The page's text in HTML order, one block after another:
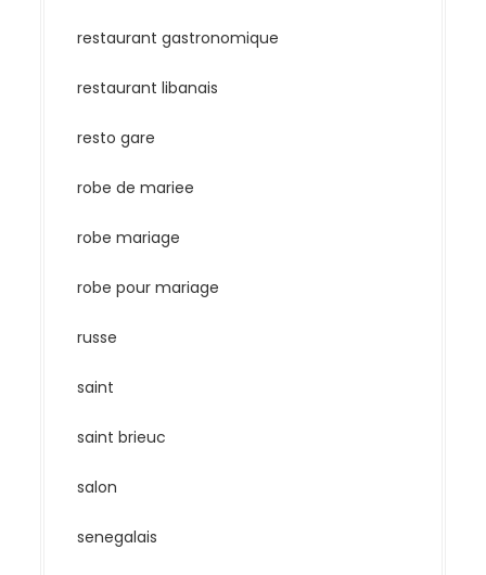
restaurant gastronomique
restaurant libanais
resto gare
robe de mariee
robe mariage
robe pour mariage
russe
saint
saint brieuc
salon
senegalais